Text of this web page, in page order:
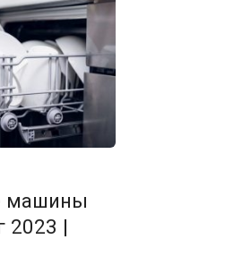
машины
2023 |